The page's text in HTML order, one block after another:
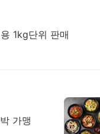
1kg단위 판매
가맹